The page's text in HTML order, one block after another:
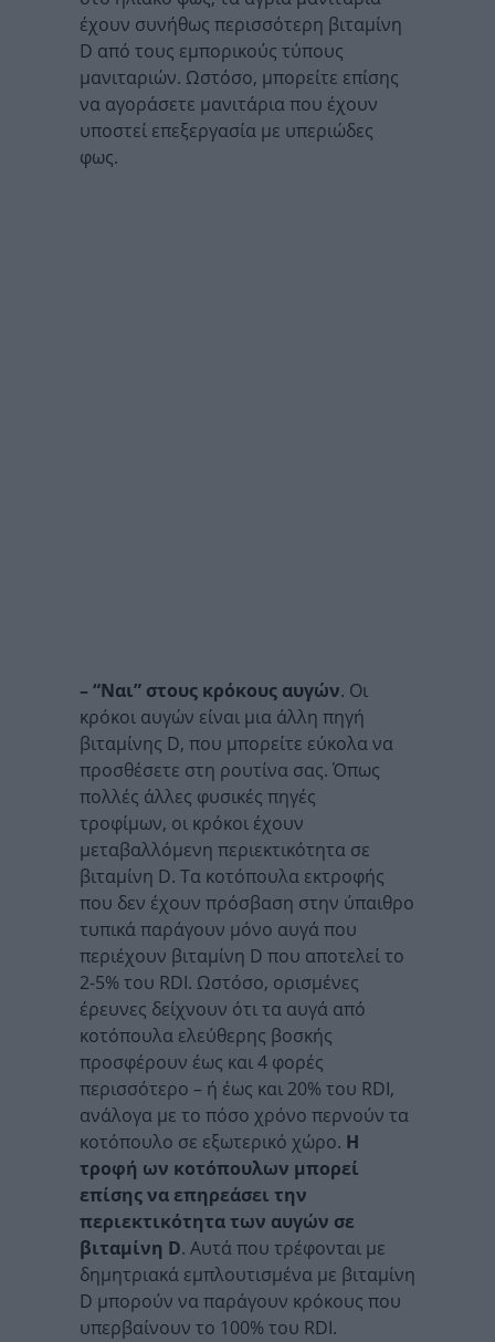
έχουν συνήθως περισσότερη βιταμίνη
D από τους εμπορικούς τύπους
μανιταριών. Ωστόσο, μπορείτε επίσης
να αγοράσετε μανιτάρια που έχουν
υποστεί επεξεργασία με υπεριώδες
φως.
– “Ναι” στους κρόκους αυγών. Οι
κρόκοι αυγών είναι μια άλλη πηγή
βιταμίνης D, που μπορείτε εύκολα να
προσθέσετε στη ρουτίνα σας. Όπως
πολλές άλλες φυσικές πηγές
τροφίμων, οι κρόκοι έχουν
μεταβαλλόμενη περιεκτικότητα σε
βιταμίνη D. Τα κοτόπουλα εκτροφής
που δεν έχουν πρόσβαση στην ύπαιθρο
τυπικά παράγουν μόνο αυγά που
περιέχουν βιταμίνη D που αποτελεί το
2-5% του RDI. Ωστόσο, ορισμένες
έρευνες δείχνουν ότι τα αυγά από
κοτόπουλα ελεύθερης βοσκής
προσφέρουν έως και 4 φορές
περισσότερο – ή έως και 20% του RDI,
ανάλογα με το πόσο χρόνο περνούν τα
κοτόπουλο σε εξωτερικό χώρο. Η
τροφή ων κοτόπουλων μπορεί
επίσης να επηρεάσει την
περιεκτικότητα των αυγών σε
βιταμίνη D. Αυτά που τρέφονται με
δημητριακά εμπλουτισμένα με βιταμίνη
D μπορούν να παράγουν κρόκους που
υπερβαίνουν το 100% του RDI.